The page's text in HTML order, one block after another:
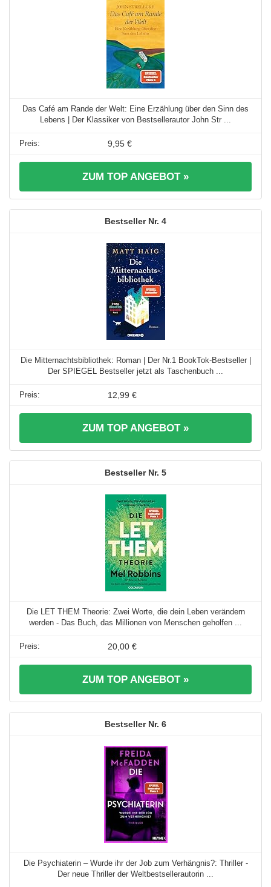
Das Café am Rande der Welt: Eine Erzählung über den Sinn des
Lebens | Der Klassiker von Bestsellerautor John Str ...
9,95 €
ZUM TOP ANGEBOT »
4
Die Mitternachtsbibliothek: Roman | Der Nr.1 BookTok-Bestseller |
Der SPIEGEL Bestseller jetzt als Taschenbuch ...
12,99 €
ZUM TOP ANGEBOT »
5
Die LET THEM Theorie: Zwei Worte, die dein Leben verändern
werden - Das Buch, das Millionen von Menschen geholfen ...
20,00 €
ZUM TOP ANGEBOT »
6
Die Psychiaterin – Wurde ihr der Job zum Verhängnis?: Thriller -
Der neue Thriller der Weltbestsellerautorin ...